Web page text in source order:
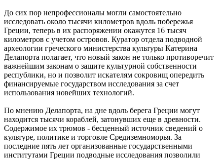
До сих пор непрофессионалы могли самостоятельно
исследовать около тысячи километров вдоль побережья
Греции, теперь в их распоряжении окажутся 16 тысяч
километров с учетом островов. Куратор отдела подводной
археологии греческого министерства культуры Катерина
Делапорта полагает, что новый закон не только противоречит
важнейшим законам о защите культурной собственности
республики, но и позволит искателям сокровищ опередить
финансируемые государством исследования за счет
использования новейших технологий.
По мнению Делапорта, на дне вдоль берега Греции могут
находится тысячи кораблей, затонувших еще в древности.
Содержимое их трюмов - бесценный источник сведений о
культуре, политике и торговле Средиземноморья. За
последние пять лет организованные государственными
институтами Греции подводные исследования позволили